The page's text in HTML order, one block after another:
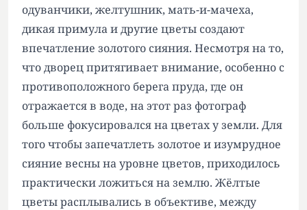
одуванчики, желтушник, мать-и-мачеха,
дикая примула и другие цветы создают
впечатление золотого сияния. Несмотря на то,
что дворец притягивает внимание, особенно с
противоположного берега пруда, где он
отражается в воде, на этот раз фотограф
больше фокусировался на цветах у земли. Для
того чтобы запечатлеть золотое и изумрудное
сияние весны на уровне цветов, приходилось
практически ложиться на землю. Жёлтые
цветы расплывались в объективе, между